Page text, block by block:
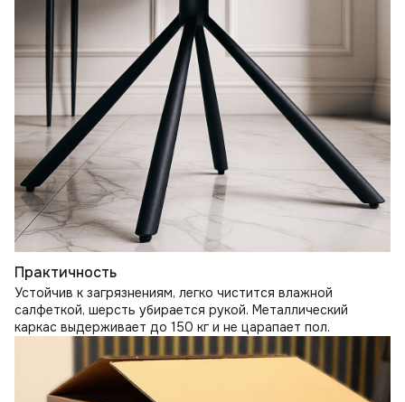
Практичность
Устойчив к загрязнениям, легко чистится влажной
салфеткой, шерсть убирается рукой. Металлический
каркас выдерживает до 150 кг и не царапает пол.